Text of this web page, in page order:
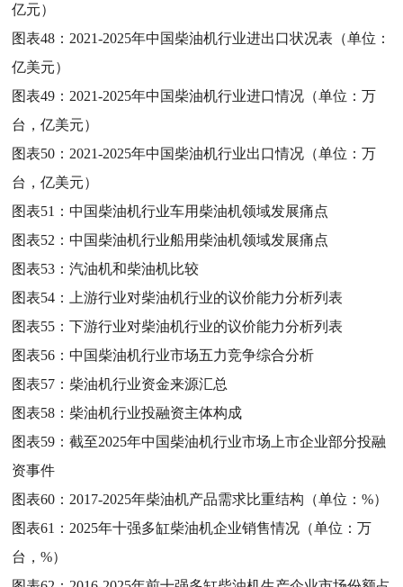
亿元）
图表48： 2021-2025年中国柴油机行业进出口状况表（单位：
亿美元）
图表49： 2021-2025年中国柴油机行业进口情况（单位：万
台，亿美元）
图表50： 2021-2025年中国柴油机行业出口情况（单位：万
台，亿美元）
图表51：中国柴油机行业车用柴油机领域发展痛点
图表52：中国柴油机行业船用柴油机领域发展痛点
图表53：汽油机和柴油机比较
图表54：
上游行业对柴油机行业的议价能力分析列表
图表55：下游行业对柴油机行业的议价能力分析列表
图表56：中国柴油机行业市场五力竞争综合分析
图表57： 柴油机行业资金来源汇总
图表58： 柴油机行业投融资主体构成
图表59：截至2025年中国柴油机行业市场上市企业部分投融
资事件
图表60： 2017-2025年柴油机产品需求比重结构（单位：%）
图表61： 2025年十强多缸柴油机企业销售情况（单位：万
台，%）